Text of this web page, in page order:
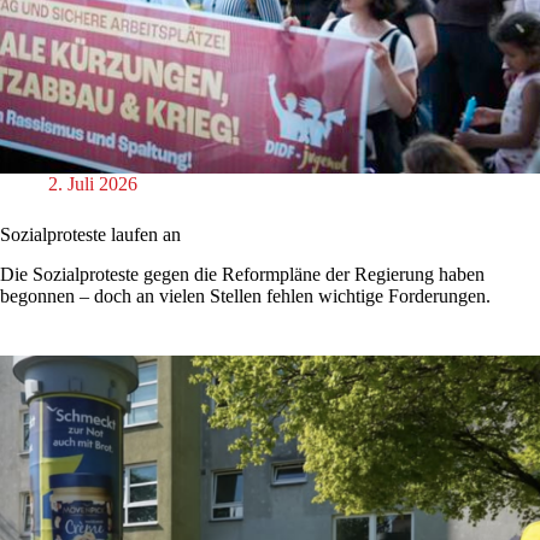
2. Juli 2026
Sozialproteste laufen an
Die Sozialproteste gegen die Reformpläne der Regierung haben
begonnen – doch an vielen Stellen fehlen wichtige Forderungen.